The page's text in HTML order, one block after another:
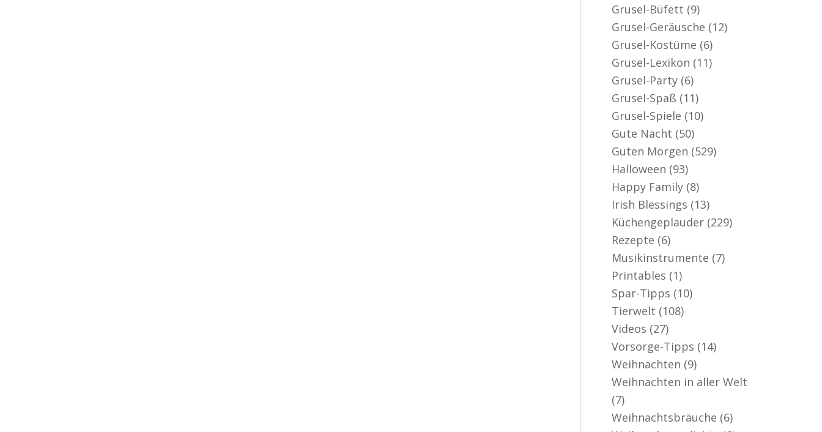
Grusel-Büfett (9)
Grusel-Geräusche (12)
Grusel-Kostüme (6)
Grusel-Lexikon (11)
Grusel-Party (6)
Grusel-Spaß (11)
Grusel-Spiele (10)
Gute Nacht (50)
Guten Morgen (529)
Halloween (93)
Happy Family (8)
Irish Blessings (13)
Küchengeplauder (229)
Rezepte (6)
Musikinstrumente (7)
Printables (1)
Spar-Tipps (10)
Tierwelt (108)
Videos (27)
Vorsorge-Tipps (14)
Weihnachten (9)
Weihnachten in aller Welt
(7)
Weihnachtsbräuche (6)